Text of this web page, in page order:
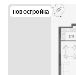
новостройка